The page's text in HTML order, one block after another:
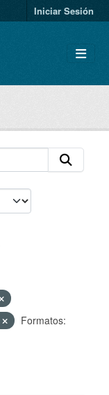
Iniciar Sesión
Formatos: